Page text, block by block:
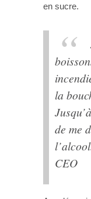
en sucre.
la
de me
CEO